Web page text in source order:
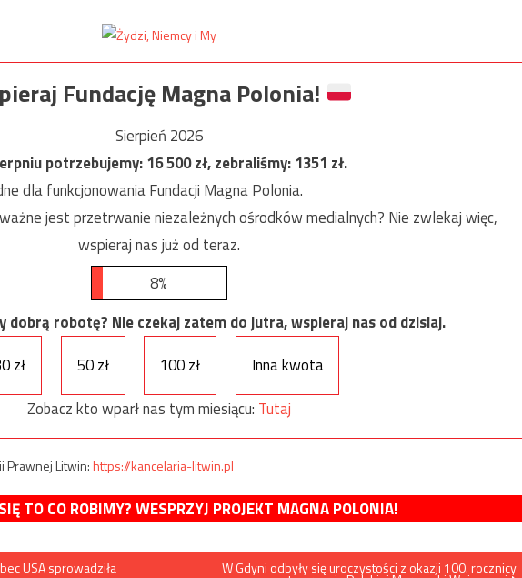
Fundację Magna Polonia!
Sierpień 2026
potrzebujemy:16 500zł, zebraliśmy:1351 zł.
dla funkcjonowania Fundacji Magna Polonia.
jest przetrwanie niezależnych ośrodków medialnych? Nie zwlekaj więc,
wspieraj nas już od teraz.
8%
dobrą robotę? Nie czekaj zatem do jutra, wspieraj nas od dzisiaj.
zł
50 zł 100 zł
Inna kwota
Zobacz kto wparł nas tym miesiącu: Tutaj
Prawnej Litwin:https://kancelaria-litwin.pl
TO CO ROBIMY? WESPRZYJ PROJEKT MAGNA POLONIA!
USA sprowadziła W Gdyni odbyły się uroczystości z okazji 100. rocznicy